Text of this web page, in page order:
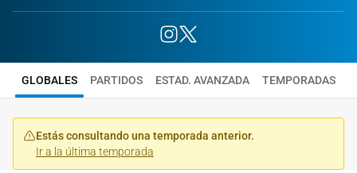
GLOBALES PARTIDOS ESTAD. AVANZADA TEMPORADAS
Estás consultando una temporada anterior.
Ir a la última temporada